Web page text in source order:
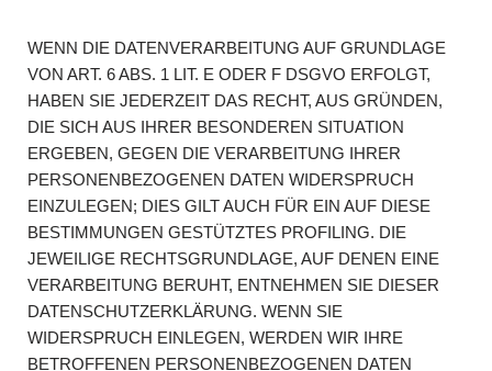
WENN DIE DATENVERARBEITUNG AUF GRUNDLAGE
VON ART. 6 ABS. 1 LIT. E ODER F DSGVO ERFOLGT,
HABEN SIE JEDERZEIT DAS RECHT, AUS GRÜNDEN,
DIE SICH AUS IHRER BESONDEREN SITUATION
ERGEBEN, GEGEN DIE VERARBEITUNG IHRER
PERSONENBEZOGENEN DATEN WIDERSPRUCH
EINZULEGEN; DIES GILT AUCH FÜR EIN AUF DIESE
BESTIMMUNGEN GESTÜTZTES PROFILING. DIE
JEWEILIGE RECHTSGRUNDLAGE, AUF DENEN EINE
VERARBEITUNG BERUHT, ENTNEHMEN SIE DIESER
DATENSCHUTZERKLÄRUNG. WENN SIE
WIDERSPRUCH EINLEGEN, WERDEN WIR IHRE
BETROFFENEN PERSONENBEZOGENEN DATEN